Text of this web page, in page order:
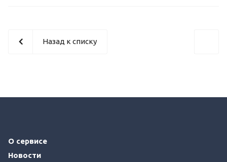
Назад к списку
О сервисе
Новости